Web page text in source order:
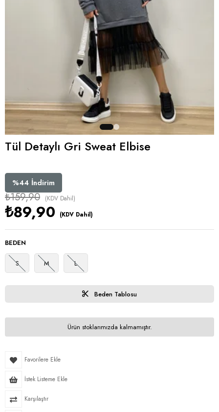
Tül Detaylı Gri Sweat Elbise
%44 İndirim
₺159,90 (KDV Dahil)
₺89,90 (KDV Dahil)
BEDEN
S M L
Beden Tablosu
Ürün stoklarımızda kalmamıştır.
Favorilere Ekle
İstek Listeme Ekle
Karşılaştır